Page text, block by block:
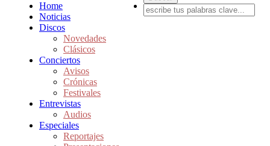
Home
Noticias
Discos
Novedades
Clásicos
Conciertos
Avisos
Crónicas
Festivales
Entrevistas
Audios
Especiales
Reportajes